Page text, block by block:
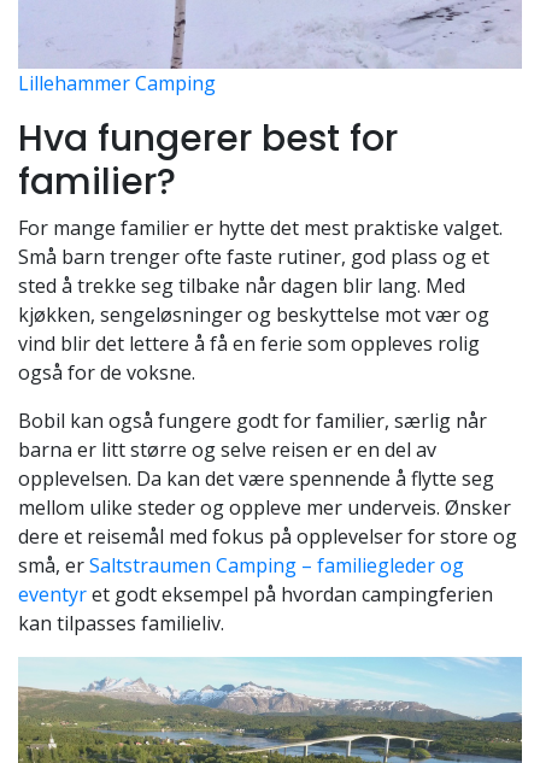
Lillehammer Camping
Hva fungerer best for
familier?
For mange familier er hytte det mest praktiske valget.
Små barn trenger ofte faste rutiner, god plass og et
sted å trekke seg tilbake når dagen blir lang. Med
kjøkken, sengeløsninger og beskyttelse mot vær og
vind blir det lettere å få en ferie som oppleves rolig
også for de voksne.
Bobil kan også fungere godt for familier, særlig når
barna er litt større og selve reisen er en del av
opplevelsen. Da kan det være spennende å flytte seg
mellom ulike steder og oppleve mer underveis. Ønsker
dere et reisemål med fokus på opplevelser for store og
små, erSaltstraumen Camping – familiegleder og
eventyret godt eksempel på hvordan campingferien
kan tilpasses familieliv.